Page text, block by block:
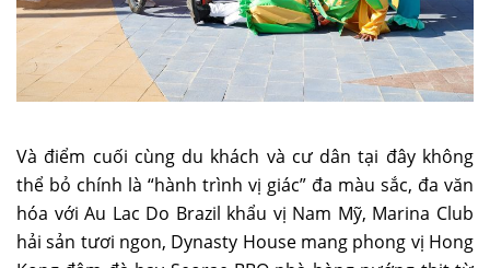
Và điểm cuối cùng du khách và cư dân tại đây không
thể bỏ chính là “hành trình vị giác” đa màu sắc, đa văn
hóa với Au Lac Do Brazil khẩu vị Nam Mỹ, Marina Club
hải sản tươi ngon, Dynasty House mang phong vị Hong